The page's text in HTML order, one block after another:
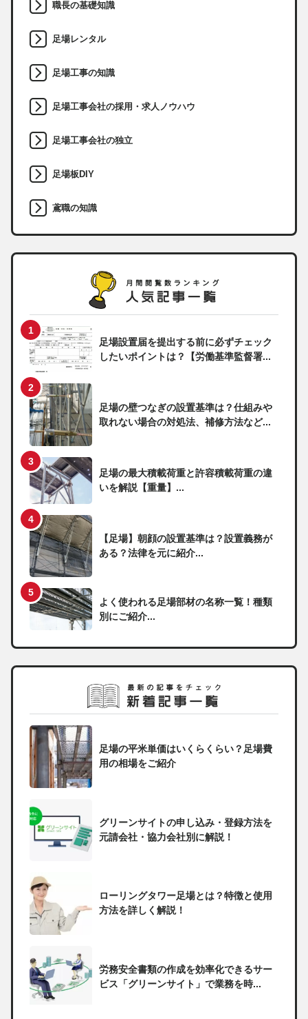
職長の基礎知識
足場レンタル
足場工事の知識
足場工事会社の採用・求人ノウハウ
足場工事会社の独立
足場板DIY
鳶職の知識
足場設置届を提出する前に必ずチェック
したいポイントは？【労働基準監督署...
足場の壁つなぎの設置基準は？仕組みや
取れない場合の対処法、補修方法など...
足場の最大積載荷重と許容積載荷重の違
いを解説【重量】...
【足場】朝顔の設置基準は？設置義務が
ある？法律を元に紹介...
よく使われる足場部材の名称一覧！種類
別にご紹介...
足場の平米単価はいくらくらい？足場費
用の相場をご紹介
グリーンサイトの申し込み・登録方法を
元請会社・協力会社別に解説！
ローリングタワー足場とは？特徴と使用
方法を詳しく解説！
労務安全書類の作成を効率化できるサー
ビス「グリーンサイト」で業務を時...